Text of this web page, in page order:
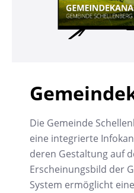
Die Gemeinde
eine integrierte
deren Gestaltung auf
Erscheinungsbild der
System ermöglicht